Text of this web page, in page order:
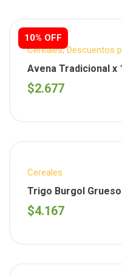
10% OFF
Cereales,Descuentos
Semanales
Avena Tradicional x
$2.677
Cereales
Trigo Burgol Grueso
$4.167